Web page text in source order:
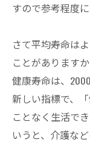
すので参考程度に
さて平均寿命は
ことがありますか
健康寿命は、
新しい指標で、
ことなく生活で
いうと、介護な